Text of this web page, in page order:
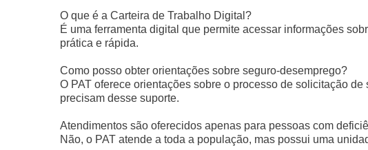
O que é a Carteira de Trabalho Digital?
É uma ferramenta digital que permite acessar informações
prática e rápida.
Como posso obter orientações sobre seguro-desemprego?
O PAT oferece orientações sobre o processo de solicitação
precisam desse suporte.
Atendimentos são oferecidos apenas para pessoas com
Não, o PAT atende a toda a população, mas possui uma